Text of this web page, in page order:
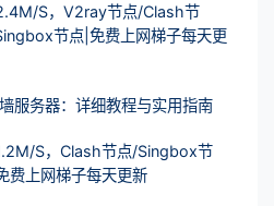
S，V2ray节点/Clash节
节点|免费上网梯子每天更
服务器：详细教程与实用指南
S，Clash节点/Singbox节
费上网梯子每天更新